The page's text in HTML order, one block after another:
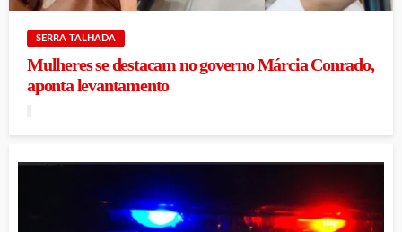
SERRA TALHADA
Mulheres se destacam no governo Márcia Conrado,
aponta levantamento